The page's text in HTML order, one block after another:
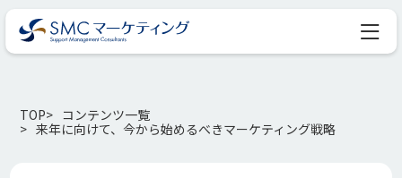
TOP
コンテンツ一覧
来年に向けて、今から始めるべきマーケティング戦略